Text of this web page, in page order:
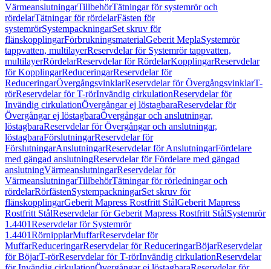
VärmeanslutningarTillbehörTätningar för systemrör och
rördelarTätningar för rördelarFästen för
systemrörSystempackningarSet skruv för
flänskopplingarFörbrukningsmaterialGeberit MeplaSystemrör
tappvatten, multilayerReservdelar för Systemrör tappvatten,
multilayerRördelarReservdelar för RördelarKopplingarReservdelar
för KopplingarReduceringarReservdelar för
ReduceringarÖvergångsvinklarReservdelar för ÖvergångsvinklarT-
rörReservdelar för T-rörInvändig cirkulationReservdelar för
Invändig cirkulationÖvergångar ej löstagbaraReservdelar för
Övergångar ej löstagbaraÖvergångar och anslutningar,
löstagbaraReservdelar för Övergångar och anslutningar,
löstagbaraFörslutningarReservdelar för
FörslutningarAnslutningarReservdelar för AnslutningarFördelare
med gängad anslutningReservdelar för Fördelare med gängad
anslutningVärmeanslutningarReservdelar för
VärmeanslutningarTillbehörTätningar för rörledningar och
rördelarRörfästenSystempackningarSet skruv för
flänskopplingarGeberit Mapress Rostfritt StålGeberit Mapress
Rostfritt StålReservdelar för Geberit Mapress Rostfritt StålSystemrör
1.4401Reservdelar för Systemrör
1.4401RörnipplarMuffarReservdelar för
MuffarReduceringarReservdelar för ReduceringarBöjarReservdelar
för BöjarT-rörReservdelar för T-rörInvändig cirkulationReservdelar